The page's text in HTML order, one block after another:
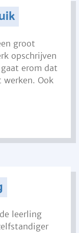
groot
opschrijven
erom dat
werken. Ook
leerling